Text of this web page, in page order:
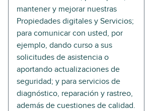
mantener y mejorar nuestras
Propiedades digitales y Servicios;
para comunicar con usted, por
ejemplo, dando curso a sus
solicitudes de asistencia o
aportando actualizaciones de
seguridad; y para servicios de
diagnóstico, reparación y rastreo,
además de cuestiones de calidad.